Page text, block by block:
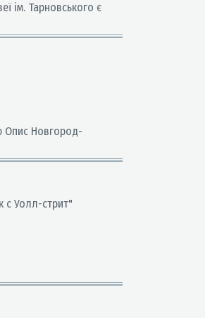
ім. Тарновського є
Опис Новгород-
с Уолл-стрит"